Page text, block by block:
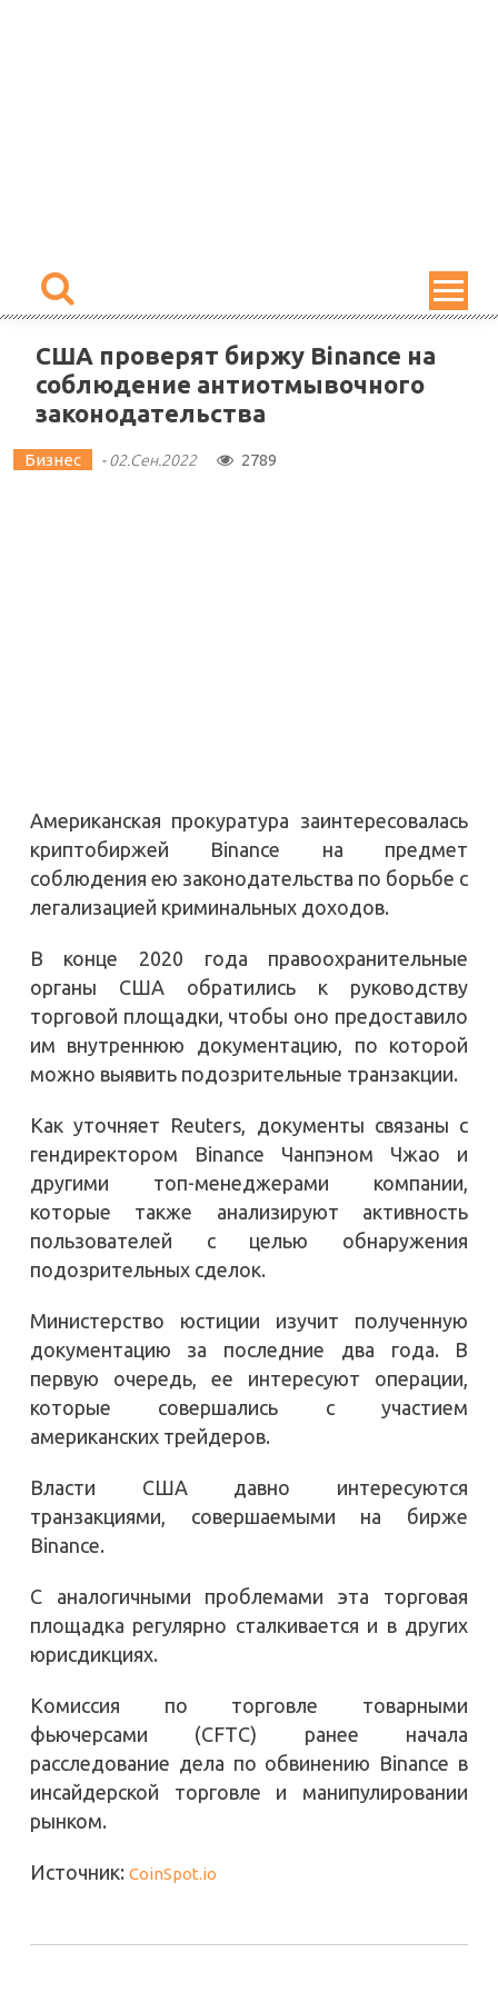
США проверят биржу Binance на
соблюдение антиотмывочного
законодательства
Бизнес -02.Сен.2022 2789
Американская прокуратура заинтересовалась
криптобиржей Binance на предмет
соблюдения ею законодательства по борьбе с
легализацией криминальных доходов.
В конце 2020 года правоохранительные
органы США обратились к руководству
торговой площадки, чтобы оно предоставило
им внутреннюю документацию, по которой
можно выявить подозрительные транзакции.
Как уточняет Reuters, документы связаны с
гендиректором Binance Чанпэном Чжао и
другими топ-менеджерами компании,
которые также анализируют активность
пользователей с целью обнаружения
подозрительных сделок.
Министерство юстиции изучит полученную
документацию за последние два года. В
первую очередь, ее интересуют операции,
которые совершались с участием
американских трейдеров.
Власти США давно интересуются
транзакциями, совершаемыми на бирже
Binance.
С аналогичными проблемами эта торговая
площадка регулярно сталкивается и в других
юрисдикциях.
Комиссия по торговле товарными
фьючерсами (CFTC) ранее начала
расследование дела по обвинению Binance в
инсайдерской торговле и манипулировании
рынком.
Источник: CoinSpot.io